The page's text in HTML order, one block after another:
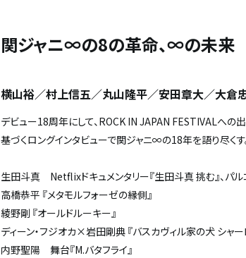
関ジャニ∞の8の革命、∞の未来
横山裕／村上信五／丸山隆平／安田章大／大倉
デビュー18周年にして、ROCK IN JAPAN FESTIVALへ
基づくロングインタビューで関ジャニ∞の18年を語り尽くす
生田斗真 Netflixドキュメンタリー『生田斗真 挑む』、パ
高橋恭平 『メタモルフォーゼの縁側』
綾野剛 『オールドルーキー』
ディーン・フジオカ×岩田剛典 『バスカヴィル家の犬 シャー
内野聖陽 舞台『M.バタフライ』